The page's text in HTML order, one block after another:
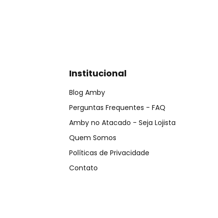
Institucional
Blog Amby
Perguntas Frequentes - FAQ
Amby no Atacado - Seja Lojista
Quem Somos
Políticas de Privacidade
Contato